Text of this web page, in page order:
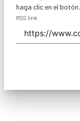
haga clic en el botón.
RSS link